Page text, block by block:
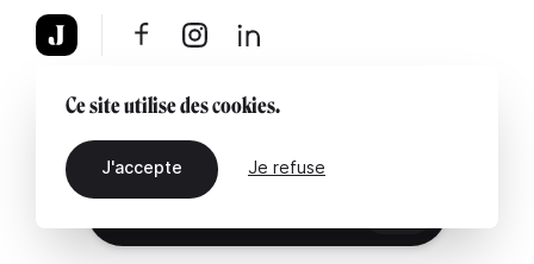
À propos Mentions légales Contactez-nous
Ce site utilise des cookies.
J'accepte Je refuse